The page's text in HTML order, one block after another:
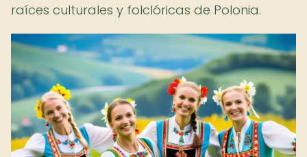
raíces culturales y folclóricas de Polonia.